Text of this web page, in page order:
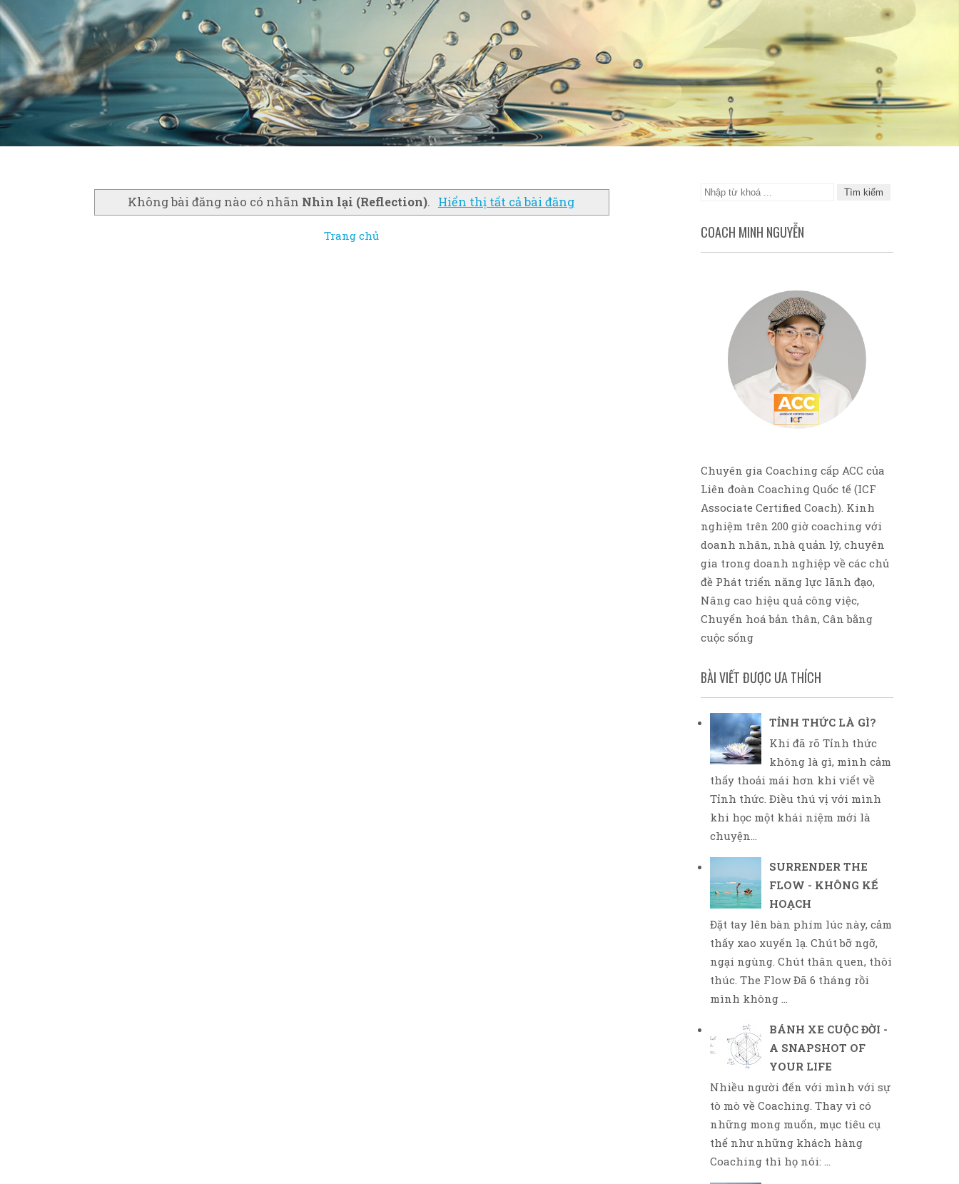
Không bài đăng nào có nhãn Nhìn lại (Reflection). Hiển thị tất cả bài đăng
Trang chủ COACH MINH NGUYỄN
Chuyên gia Coaching cấp ACC của
Liên đoàn Coaching Quốc tế (ICF
Associate Certified Coach). Kinh
nghiệm trên 200 giờ coaching với
doanh nhân, nhà quản lý, chuyên
gia trong doanh nghiệp về các chủ
đề Phát triển năng lực lãnh đạo,
Nâng cao hiệu quả công việc,
Chuyển hoá bản thân, Cân bằng
cuộc sống
BÀI VIẾT ĐƯỢC ƯA THÍCH
TỈNH THỨC LÀ GÌ?
Khi đã rõ Tỉnh thức
không là gì, mình cảm
thấy thoải mái hơn khi viết về
Tỉnh thức. Điều thú vị với mình
khi học một khái niệm mới là
chuyện...
SURRENDER THE
FLOW - KHÔNG KẾ
HOẠCH
Đặt tay lên bàn phím lúc này, cảm
thấy xao xuyến lạ. Chút bỡ ngỡ,
ngại ngùng. Chút thân quen, thôi
thúc. The Flow Đã 6 tháng rồi
mình không ...
BÁNH XE CUỘC ĐỜI -
A SNAPSHOT OF
YOUR LIFE
Nhiều người đến với mình với sự
tò mò về Coaching. Thay vì có
những mong muốn, mục tiêu cụ
thể như những khách hàng
Coaching thì họ nói: ...